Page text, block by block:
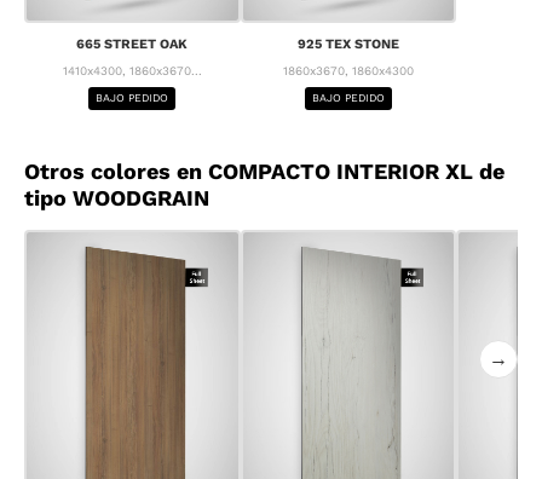
665 STREET OAK
1410x4300, 1860x3670...
BAJO PEDIDO
925 TEX STONE
1860x3670, 1860x4300
BAJO PEDIDO
Otros colores en COMPACTO INTERIOR XL de
tipo WOODGRAIN
→